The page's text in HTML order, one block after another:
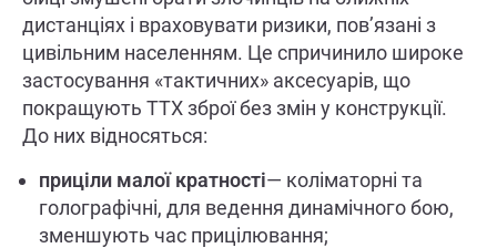
дистанціях і враховувати ризики, пов’язані з
цивільним населенням. Це спричинило широке
застосування «тактичних» аксесуарів, що
покращують ТТХ зброї без змін у конструкції.
До них відносяться:
приціли малої кратності— коліматорні та
голографічні, для ведення динамічного бою,
зменшують час прицілювання;